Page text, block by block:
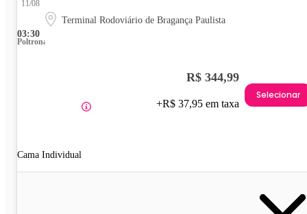
03:30
11/08
Terminal Rodoviário de Bragança Paulista
Poltrona
Cama Individual
R$ 344,99
+R$ 37,95 em taxa
Selecionar